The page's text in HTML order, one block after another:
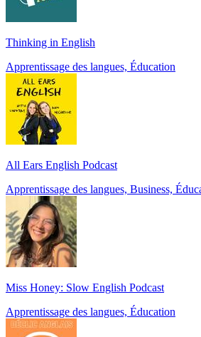
Thinking in English
Apprentissage des langues, Éducation
All Ears English Podcast
Apprentissage des langues, Business,
Miss Honey: Slow English Podcast
Apprentissage des langues, Éducation